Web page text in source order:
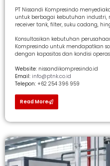
PT Nissandi Kompresindo
untuk berbagai kebutuhan industri,
receiver tank, filter, suku cadang,
Konsultasikan kebutuhan
Kompresindo untuk mendapatkan
dengan kapasitas dan kondisi
Website: nissandikompresindo.id
Email: info@ptnk.co.id
Telepon: +62 254 396 959
Read More